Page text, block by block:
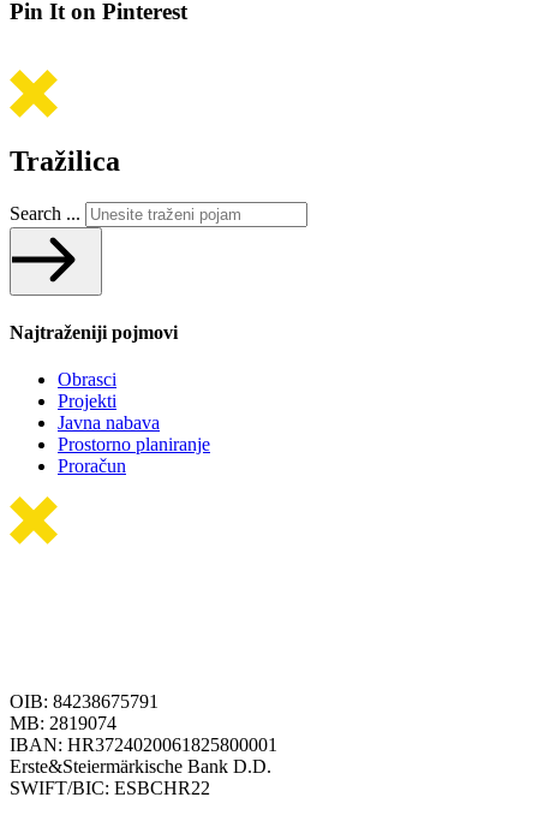
Pin It on Pinterest
Tražilica
Search ...
Najtraženiji pojmovi
Obrasci
Projekti
Javna nabava
Prostorno planiranje
Proračun
OIB: 84238675791
MB: 2819074
IBAN: HR3724020061825800001
Erste&Steiermärkische Bank D.D.
SWIFT/BIC: ESBCHR22